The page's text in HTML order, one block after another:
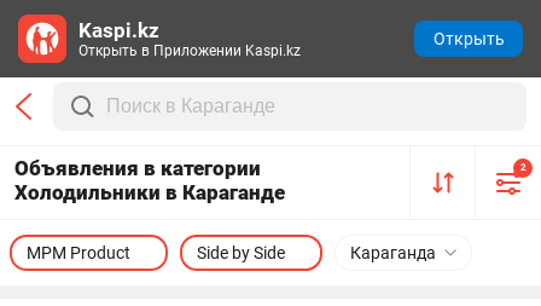
Объявления в категории
Холодильники в Караганде
2
Караганда
MPM Product Side by Side
Kaspi.kz
Открыть в Приложении Kaspi.kz
Открыть